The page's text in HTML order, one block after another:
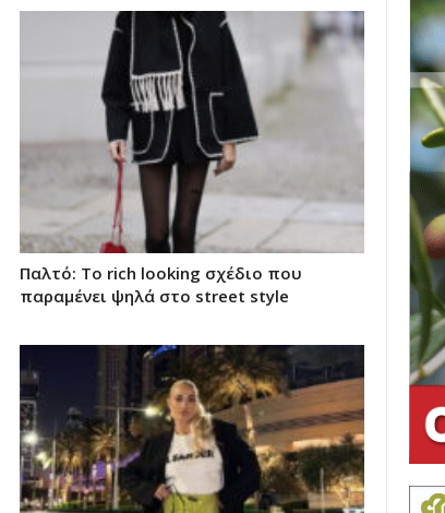
Παλτό: Το rich looking σχέδιο που
παραμένει ψηλά στο street style